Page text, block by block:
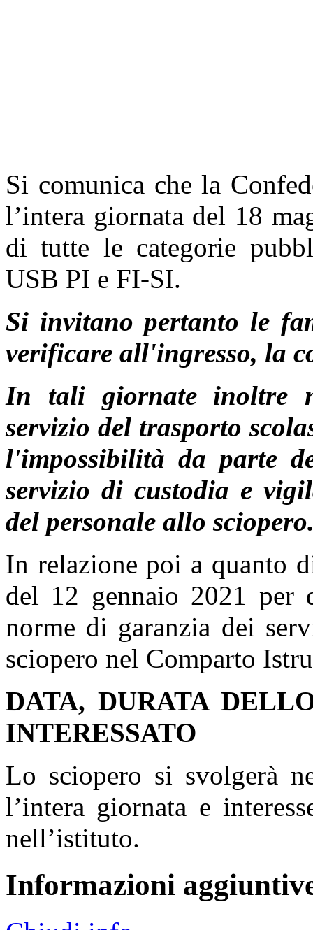
Si comunica che la
l’intera giornata del 18
di tutte le categorie
USB PI e FI-SI.
Si invitano pertanto le
verificare all'ingresso, la
In tali giornate inoltre
servizio del trasporto
l'impossibilità da parte
servizio di custodia e
del personale allo
In relazione poi a quanto
del 12 gennaio 2021 per
norme di garanzia dei
sciopero nel Comparto
DATA, DURATA
INTERESSATO
Lo sciopero si svolgerà
l’intera giornata e
nell’istituto.
Informazioni